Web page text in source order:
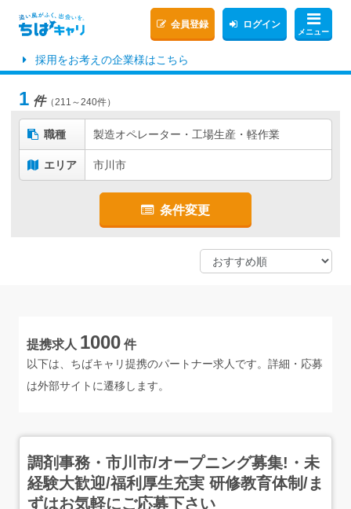
メニュー
会員登録 ログイン
採用をお考えの企業様はこちら
1 件（211～240件）
職種 製造オペレーター・工場生産・軽作業
エリア 市川市
条件変更
提携求人 1000 件
以下は、ちばキャリ提携のパートナー求人です。詳細・応募
は外部サイトに遷移します。
調剤事務・市川市/オープニング募集!・未
経験大歓迎/福利厚生充実 研修教育体制/ま
ずはお気軽にご応募下さい